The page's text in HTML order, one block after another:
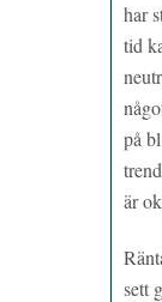
har
tid
på
är
sett